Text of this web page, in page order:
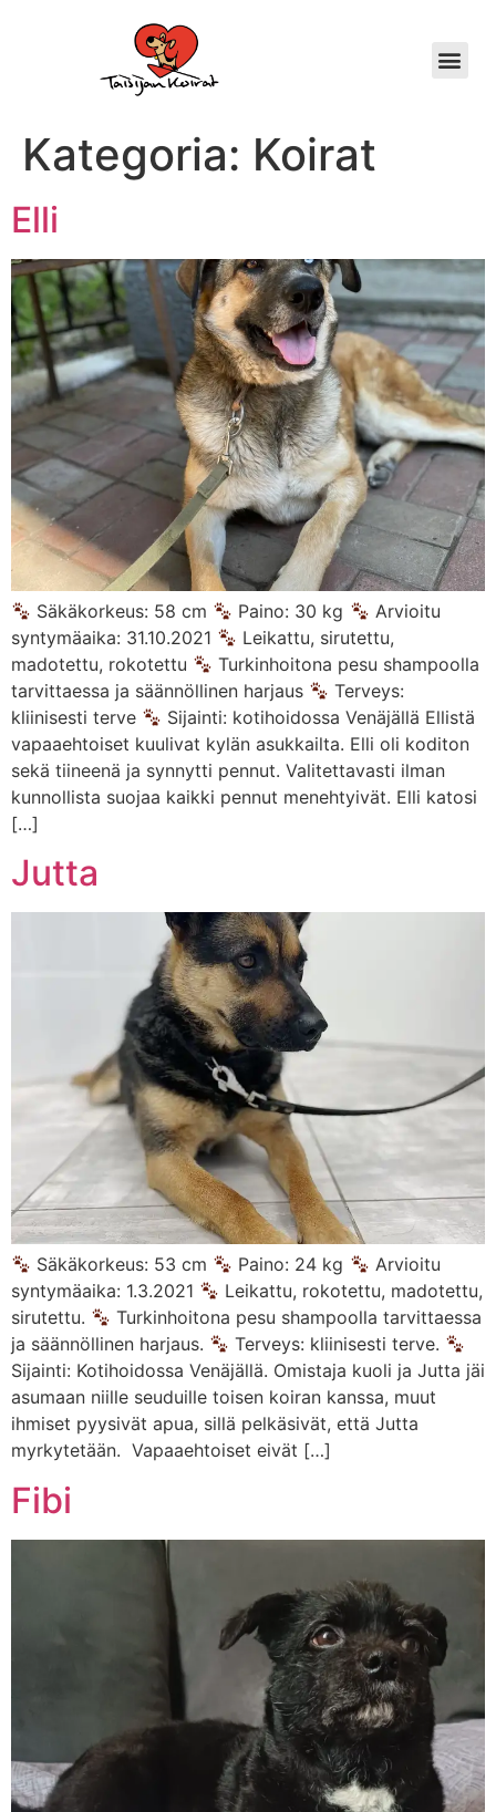
Kategoria: Koirat
Elli
Säkäkorkeus: 58 cm Paino: 30 kg
Arvioitu
syntymäaika: 31.10.2021
Leikattu, sirutettu,
madotettu, rokotettu
Turkinhoitona pesu shampoolla
tarvittaessa ja säännöllinen harjaus
Terveys:
kliinisesti terve
Sijainti: kotihoidossa Venäjällä Ellistä
vapaaehtoiset kuulivat kylän asukkailta. Elli oli koditon
sekä tiineenä ja synnytti pennut. Valitettavasti ilman
kunnollista suojaa kaikki pennut menehtyivät. Elli katosi
[…]
Jutta
Säkäkorkeus: 53 cm Paino: 24 kg
Arvioitu
syntymäaika: 1.3.2021
Leikattu, rokotettu, madotettu,
sirutettu.
Turkinhoitona pesu shampoolla tarvittaessa
ja säännöllinen harjaus.
Terveys: kliinisesti terve.
Sijainti: Kotihoidossa Venäjällä. Omistaja kuoli ja Jutta jäi
asumaan niille seuduille toisen koiran kanssa, muut
ihmiset pyysivät apua, sillä pelkäsivät, että Jutta
myrkytetään. Vapaaehtoiset eivät […]
Fibi